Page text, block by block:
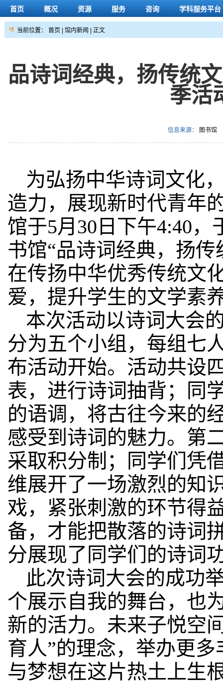
首页 概况 资源 服务 咨询 学科服务平台
当前位置： 首页 馆内新闻 | 正文
品诗词经典，扬传统
季活
信息来源： 图书馆
为弘扬中华诗词文化
造力，展现新时代青年
馆于5月30日下午4:40，
书馆“品诗词经典，扬
在传扬中华优秀传统文
爱，提升学生的文学素
本次活动以诗词大会
分为五个小组，每组七
布活动开始。活动共设
表，进行诗词抽背；同
的语调，将古往今来的
感受到诗词的魅力。第
采取积分制；同学们凭
维展开了一场激烈的知
戏，紧张刺激的环节得
备，才能把散落的诗词
分展现了同学们的诗词
此次诗词大会的成功
个展示自我的舞台，也
新的活力。未来子悦空
育人”的理念，举办更
与梦想在这片热土上生